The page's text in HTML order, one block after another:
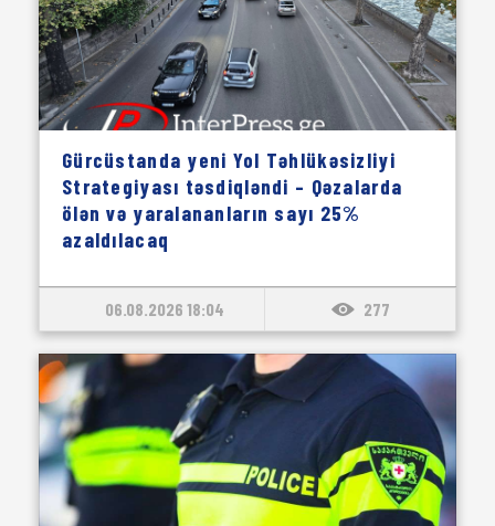
Gürcüstanda yeni Yol Təhlükəsizliyi
Strategiyası təsdiqləndi – Qəzalarda
ölən və yaralananların sayı 25%
azaldılacaq
06.08.2026 18:04 277